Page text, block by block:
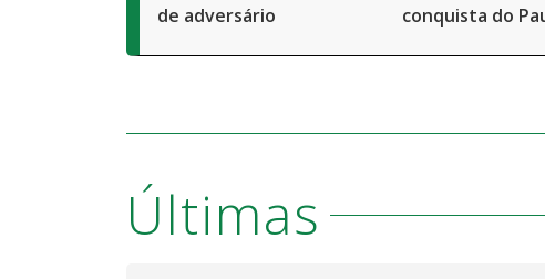
de adversário
conquista do
Últimas